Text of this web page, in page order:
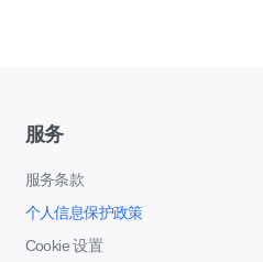
服务
服务条款
个人信息保护政策
Cookie 设置